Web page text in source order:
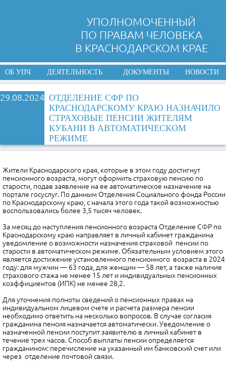
УПОЛНОМОЧЕННЫЙ
ПО ПРАВАМ ЧЕЛОВЕКА
В КРАСНОДАРСКОМ КРАЕ
ОБ УПЧ ДЕЯТЕЛЬНОСТЬ ДОКУМЕНТЫ НОВОСТИ
29.08.2024 ОТДЕЛЕНИЕ СФР ПО
КРАСНОДАРСКОМУ КРАЮ НАЗНАЧИЛО
СТРАХОВЫЕ ПЕНСИИ ЖИТЕЛЯМ
КУБАНИ В АВТОМАТИЧЕСКОМ
РЕЖИМЕ
Жители Краснодарского края, которые в этом году достигнут
пенсионного возраста, могут оформить страховую пенсию по
старости подав заявление на ее автоматическое назначение на
портале госуслуг. По данным Отделения Социального фонда России
по Краснодарскому краю, с начала этого года такой возможностью
воспользовались более 3,5 тысяч человек.
За месяц до наступления пенсионного возраста Отделение СФР по
Краснодарскому краю направляет в личный кабинет гражданина
уведомление о возможности назначения страховой пенсии по
старости в автоматическом режиме. Обязательным условием этого
является достижение установленного пенсионного возраста в 2024
году: для мужчин — 63 года, для женщин — 58 лет, а также наличие
страхового стажа не менее 15 лет и индивидуальных пенсионных
коэффициентов (ИПК) не менее 28,2.
Для уточнения полноты сведений о пенсионных правах на
индивидуальном лицевом счете и расчета размера пенсии
необходимо ответить на несколько вопросов. В случае согласия
гражданина пенсия назначается автоматически. Уведомление о
назначенной пенсии поступит заявителю в личный кабинет в
течение трех часов. Способ выплаты пенсии определяется
гражданином: перечисление на указанный им банковский счет или
через отделение почтовой связи.